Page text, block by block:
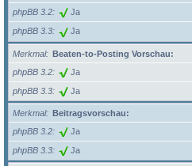
phpBB 3.2
Ja
phpBB 3.3 Ja
Merkmal
Beaten-to-Posting Vorschau:
phpBB 3.2
Ja
phpBB 3.3 Ja
Merkmal
Beitragsvorschau:
phpBB 3.2
Ja
phpBB 3.3 Ja